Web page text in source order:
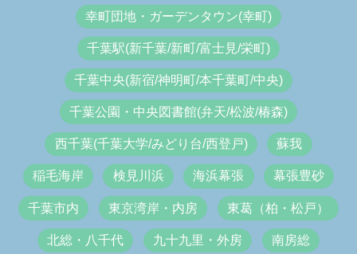
幸町団地・ガーデンタウン(幸町)
千葉駅(新千葉/新町/富士見/栄町)
千葉中央(新宿/神明町/本千葉町/中央)
千葉公園・中央図書館(弁天/松波/椿森)
西千葉(千葉大学/みどり台/西登戸) 蘇我
稲毛海岸 検見川浜 海浜幕張 幕張豊砂
千葉市内 東京湾岸・内房 東葛（柏・松戸）
北総・八千代 九十九里・外房 南房総